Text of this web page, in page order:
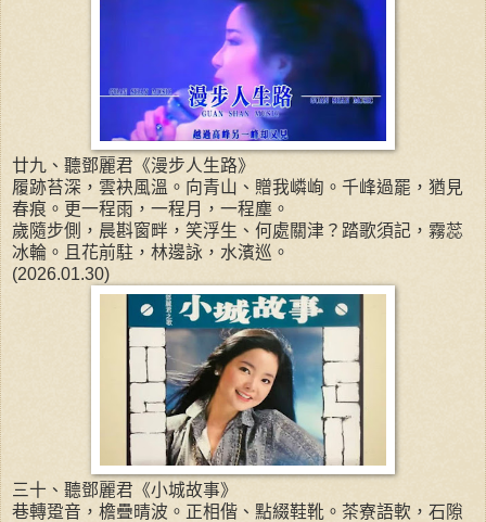
廿九、聽鄧麗君《漫步人生路》
履跡苔深，雲袂風溫。向青山、贈我嶙峋。千峰過罷，猶見
春痕。更一程雨，一程月，一程塵。
歲隨步側，晨斟窗畔，笑浮生、何處關津？踏歌須記，霧蕊
冰輪。且花前駐，林邊詠，水濱巡。
(2026.01.30)
三十、聽鄧麗君《小城故事》
巷轉跫音，檐疊晴波。正相偕、點綴鞋靴。茶寮語軟，石隙